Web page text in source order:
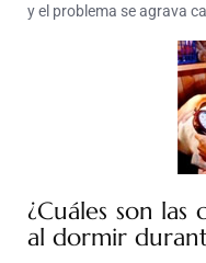
y el problema se agrava
¿Cuáles son las
al dormir